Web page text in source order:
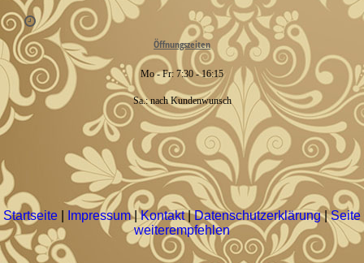
Öffnungszeiten
Mo - Fr: 7:30 - 16:15
Sa.: nach Kundenwunsch
Startseite Impressum|Kontakt|Datenschutzerklärung|Seite
weiterempfehlen